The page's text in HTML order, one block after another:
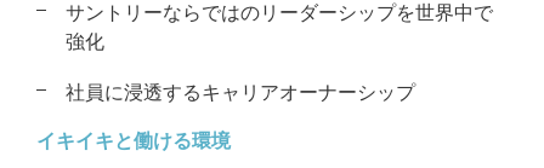
サントリーならではのリーダーシップを世界中で
強化
社員に浸透するキャリアオーナーシップ
イキイキと働ける環境